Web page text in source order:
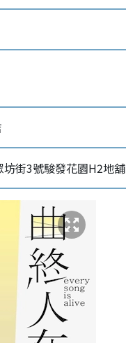
街3號駿發花園H2地舖